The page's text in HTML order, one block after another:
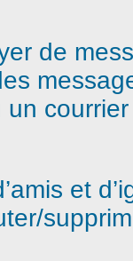
de
un
et